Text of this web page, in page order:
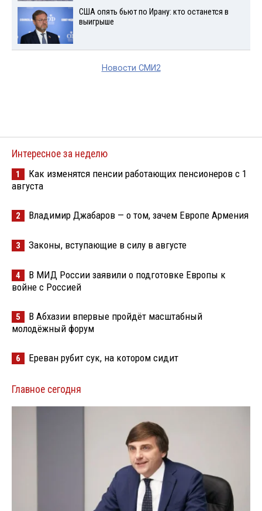
США опять бьют по Ирану: кто останется в
выигрыше
Новости СМИ2
Интересное за неделю
1
Как изменятся пенсии работающих пенсионеров с 1
августа
2 Владимир Джабаров — о том, зачем Европе Армения
3 Законы, вступающие в силу в августе
4
В МИД России заявили о подготовке Европы к
войне с Россией
5
В Абхазии впервые пройдёт масштабный
молодёжный форум
6 Ереван рубит сук, на котором сидит
Главное сегодня